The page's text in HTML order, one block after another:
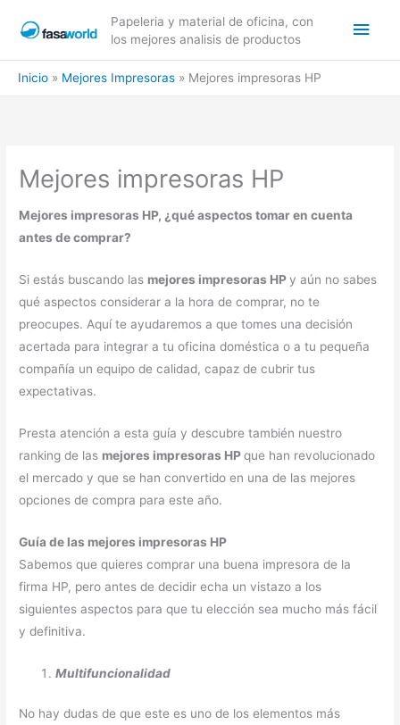
Papeleria y material de oficina, con
los mejores analisis de productos
Inicio Mejores Impresoras Mejores impresoras HP
Mejores impresoras HP
Mejores impresoras HP, ¿qué aspectos tomar en cuenta
antes de comprar?
Si estás buscando las mejores impresoras HPy aún no sabes
qué aspectos considerar a la hora de comprar, no te
preocupes. Aquí te ayudaremos a que tomes una decisión
acertada para integrar a tu oficina doméstica o a tu pequeña
compañía un equipo de calidad, capaz de cubrir tus
expectativas.
Presta atención a esta guía y descubre también nuestro
ranking de las mejores impresoras HPque han revolucionado
el mercado y que se han convertido en una de las mejores
opciones de compra para este año.
Guía de las mejores impresoras HP
Sabemos que quieres comprar una buena impresora de la
firma HP, pero antes de decidir echa un vistazo a los
siguientes aspectos para que tu elección sea mucho más fácil
y definitiva.
Multifuncionalidad
No hay dudas de que este es uno de los elementos más